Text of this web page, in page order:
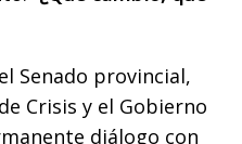
Senado provincial,
Crisis y el Gobierno
diálogo con